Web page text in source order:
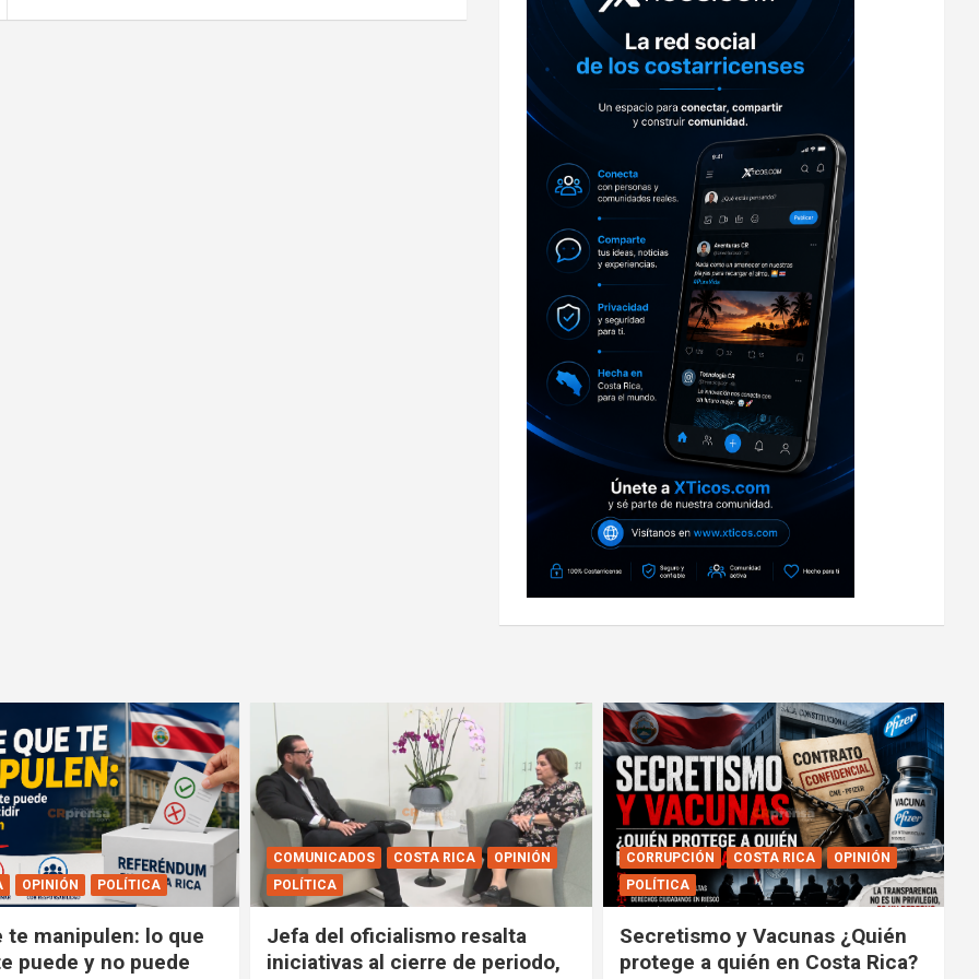
OPINIÓN POLÍTICA
te manipulen: lo que
puede y no puede
COMUNICADOS COSTA RICA
OPINIÓN
POLÍTICA
Jefa del oficialismo resalta
iniciativas al cierre de periodo,
CORRUPCIÓN COSTA RICA
OPINIÓN
POLÍTICA
Secretismo y Vacunas ¿Quién
protege a quién en Costa Rica?